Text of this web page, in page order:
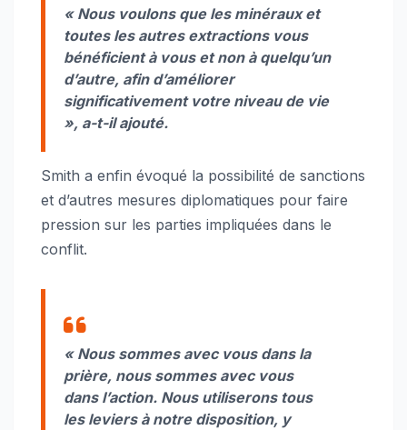
« Nous voulons que les minéraux et
toutes les autres extractions vous
bénéficient à vous et non à quelqu’un
d’autre, afin d’améliorer
significativement votre niveau de vie
», a-t-il ajouté.
Smith a enfin évoqué la possibilité de sanctions
et d’autres mesures diplomatiques pour faire
pression sur les parties impliquées dans le
conflit.
« Nous sommes avec vous dans la
prière, nous sommes avec vous
dans l’action. Nous utiliserons tous
les leviers à notre disposition, y